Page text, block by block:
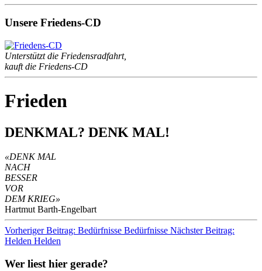
Unsere Friedens-CD
Unterstützt die Friedensradfahrt,
kauft die Friedens-CD
Frieden
DENKMAL? DENK MAL!
«DENK MAL
NACH
BESSER
VOR
DEM KRIEG»
Hartmut Barth-Engelbart
Vorheriger Beitrag: Bedürfnisse Bedürfnisse Nächster Beitrag:
Helden Helden
Wer liest hier gerade?